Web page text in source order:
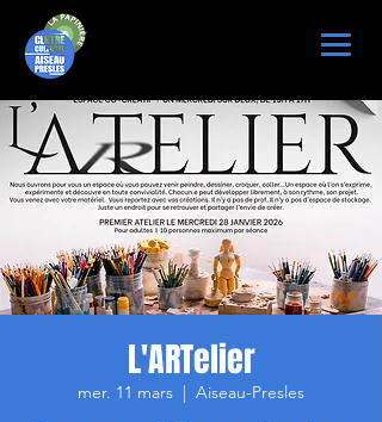
L'ARTelier
mer. 11 mars
  |
Aiseau-Presles